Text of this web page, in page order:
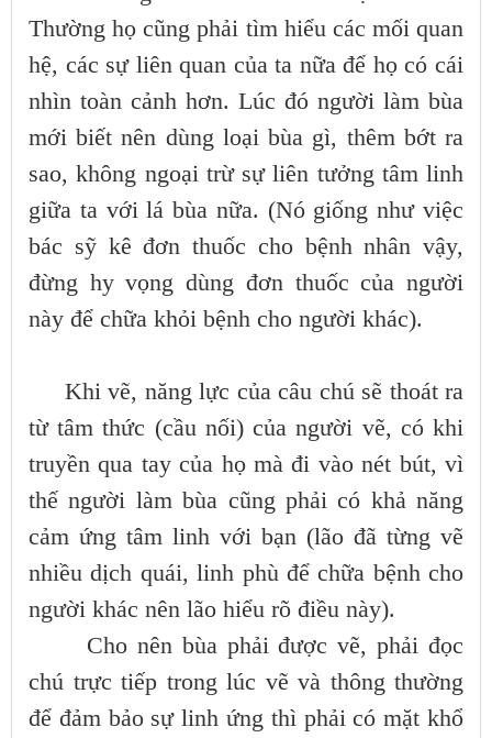
Thường họ cũng phải tìm hiểu các mối quan
hệ, các sự liên quan của ta nữa để họ có cái
nhìn toàn cảnh hơn. Lúc đó người làm bùa
mới biết nên dùng loại bùa gì, thêm bớt ra
sao, không ngoại trừ sự liên tưởng tâm linh
giữa ta với lá bùa nữa. (Nó giống như việc
bác sỹ kê đơn thuốc cho bệnh nhân vậy,
đừng hy vọng dùng đơn thuốc của người
này để chữa khỏi bệnh cho người khác).
Khi vẽ, năng lực của câu chú sẽ thoát ra
từ tâm thức (cầu nối) của người vẽ, có khi
truyền qua tay của họ mà đi vào nét bút, vì
thế người làm bùa cũng phải có khả năng
cảm ứng tâm linh với bạn (lão đã từng vẽ
nhiều dịch quái, linh phù để chữa bệnh cho
người khác nên lão hiểu rõ điều này).
Cho nên bùa phải được vẽ, phải đọc
chú trực tiếp trong lúc vẽ và thông thường
để đảm bảo sự linh ứng thì phải có mặt khổ